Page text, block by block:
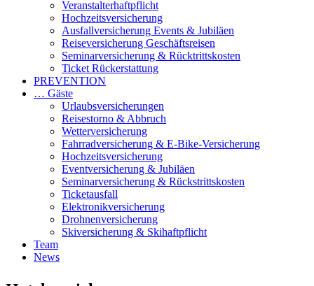
Veranstalterhaftpflicht
Hochzeitsversicherung
Ausfallversicherung Events & Jubiläen
Reiseversicherung Geschäftsreisen
Seminarversicherung & Rücktrittskosten
Ticket Rückerstattung
PREVENTION
… Gäste
Urlaubsversicherungen
Reisestorno & Abbruch
Wetterversicherung
Fahrradversicherung & E-Bike-Versicherung
Hochzeitsversicherung
Eventversicherung & Jubiläen
Seminarversicherung & Rückstrittskosten
Ticketausfall
Elektronikversicherung
Drohnenversicherung
Skiversicherung & Skihaftpflicht
Team
News